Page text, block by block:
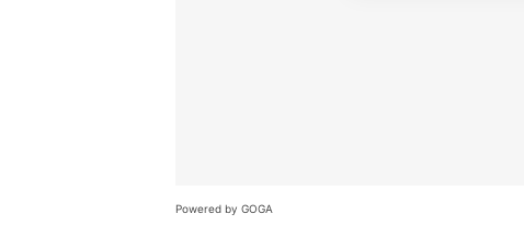
Powered by GOGA